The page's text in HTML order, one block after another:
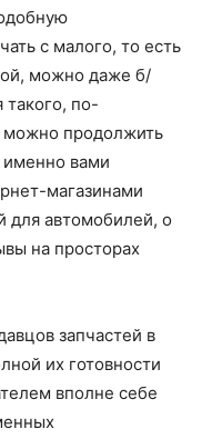
с малого, то есть
можно даже б/
по-
можно продолжить
именно вами
магазинами
для автомобилей, о
на просторах
запчастей в
их готовности
вполне себе